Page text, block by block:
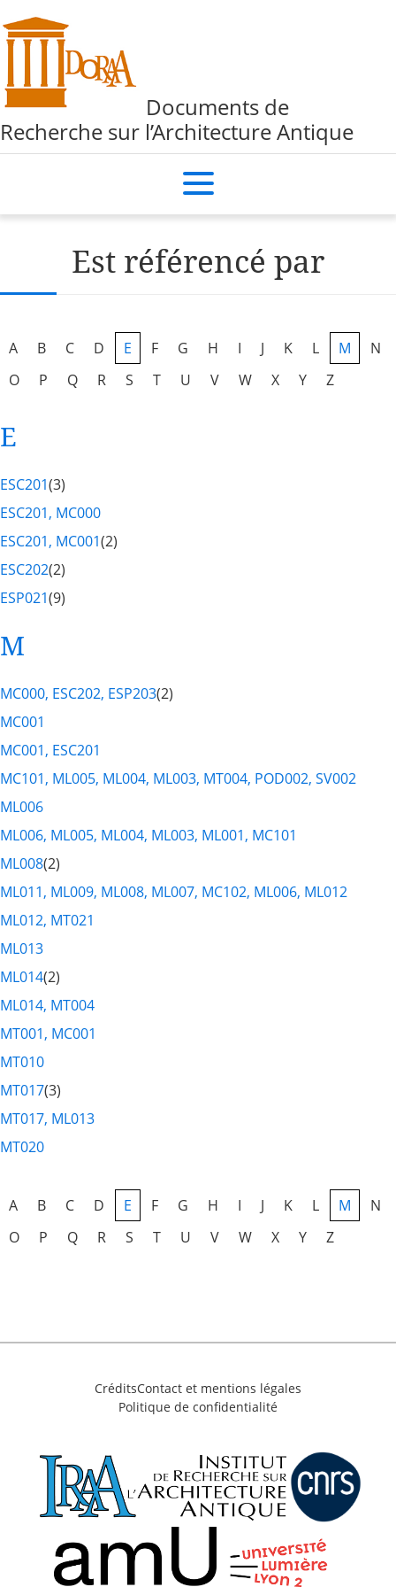
Documents de
Recherche sur l’Architecture Antique
Est référencé par
A B C D E F G H I J K L M
N
O
P Q R S T U V W X Y Z
E
ESC201(3)
ESC201, MC000
ESC201, MC001(2)
ESC202(2)
ESP021(9)
M
MC000, ESC202, ESP203(2)
MC001
MC001, ESC201
MC101, ML005, ML004, ML003, MT004, POD002, SV002
ML006
ML006, ML005, ML004, ML003, ML001, MC101
ML008(2)
ML011, ML009, ML008, ML007, MC102, ML006, ML012
ML012, MT021
ML013
ML014(2)
ML014, MT004
MT001, MC001
MT010
MT017(3)
MT017, ML013
MT020
A B C D E F G H I J K L M
N
O
P Q R S T U V W X Y Z
CréditsContact et mentions légales
Politique de confidentialité